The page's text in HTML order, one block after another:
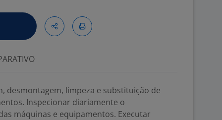
desmontagem, limpeza e substituição de
Inspecionar diariamente o
máquinas e equipamentos. Executar